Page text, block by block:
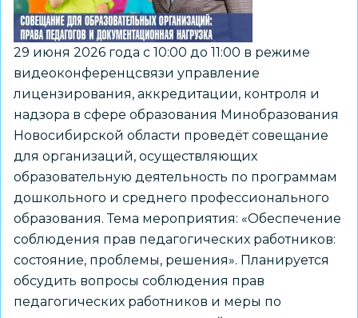
29 июня 2026 года с 10:00 до 11:00 в режиме
видеоконференцсвязи управление
лицензирования, аккредитации, контроля и
надзора в сфере образования Минобразования
Новосибирской области проведёт совещание
для организаций, осуществляющих
образовательную деятельность по программам
дошкольного и среднего профессионального
образования. Тема мероприятия: «Обеспечение
соблюдения прав педагогических работников:
состояние, проблемы, решения». Планируется
обсудить вопросы соблюдения прав
педагогических работников и меры по